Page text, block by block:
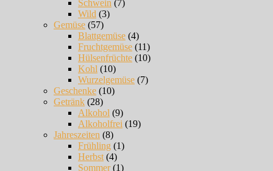
Schwein (7)
Wild (3)
Gemüse (57)
Blattgemüse (4)
Fruchtgemüse (11)
Hülsenfrüchte (10)
Kohl (10)
Wurzelgemüse (7)
Geschenke (10)
Getränk (28)
Alkohol (9)
Alkoholfrei (19)
Jahreszeiten (8)
Frühling (1)
Herbst (4)
Sommer(1)